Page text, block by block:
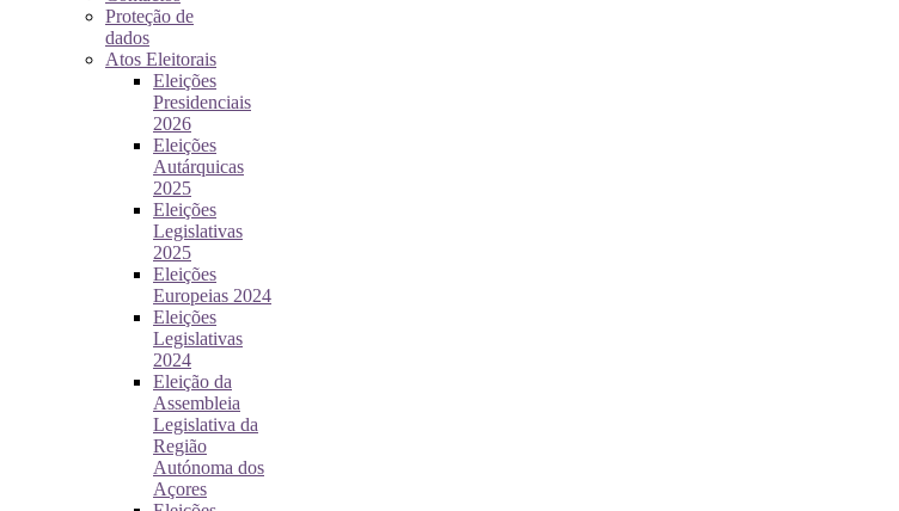
Proteção de
dados
Atos Eleitorais
Eleições
Presidenciais
2026
Eleições
Autárquicas
2025
Eleições
Legislativas
2025
Eleições
Europeias 2024
Eleições
Legislativas
2024
Eleição da
Assembleia
Legislativa da
Região
Autónoma dos
Açores